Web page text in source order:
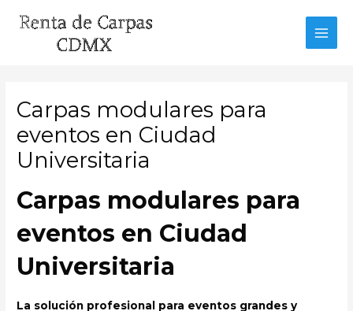
Carpas modulares para
eventos en Ciudad
Universitaria
Carpas modulares para
eventos en Ciudad
Universitaria
La solución profesional para eventos grandes y